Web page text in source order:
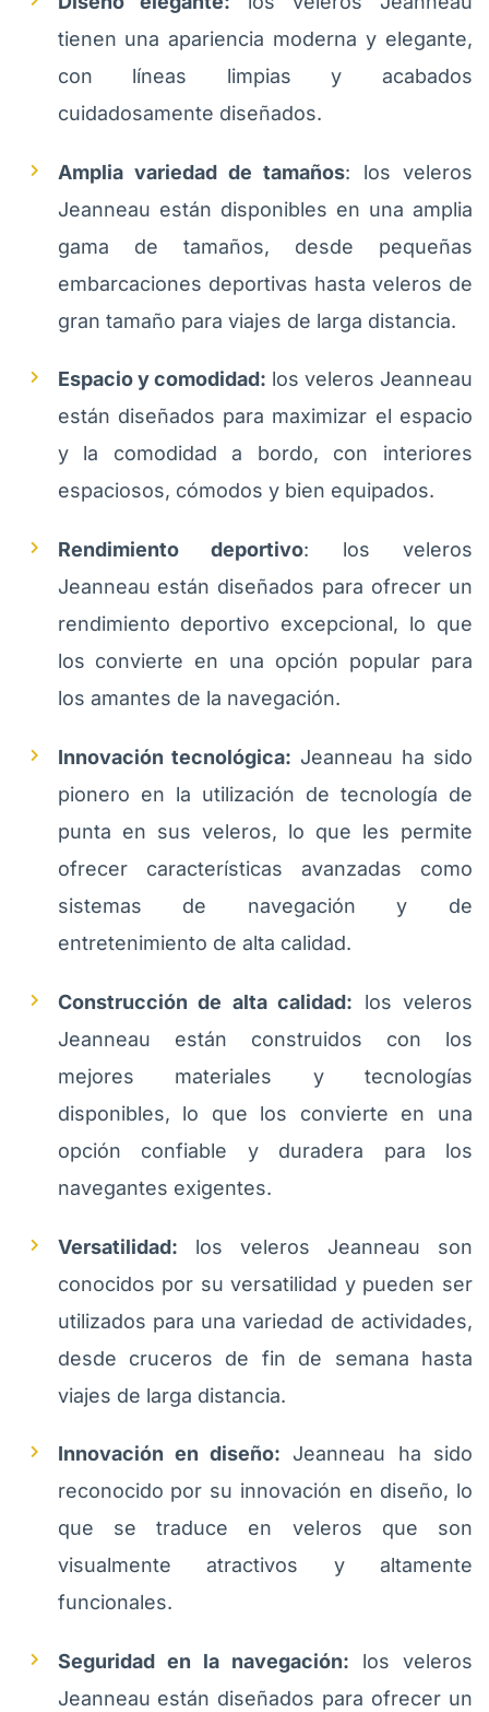
tienen una apariencia moderna y elegante,
con líneas limpias y acabados
cuidadosamente diseñados.
Amplia variedad de tamaños: los veleros
Jeanneau están disponibles en una amplia
gama de tamaños, desde pequeñas
embarcaciones deportivas hasta veleros de
gran tamaño para viajes de larga distancia.
Espacio y comodidad: los veleros Jeanneau
están diseñados para maximizar el espacio
y la comodidad a bordo, con interiores
espaciosos, cómodos y bien equipados.
Rendimiento deportivo: los veleros
Jeanneau están diseñados para ofrecer un
rendimiento deportivo excepcional, lo que
los convierte en una opción popular para
los amantes de la navegación.
Innovación tecnológica: Jeanneau ha sido
pionero en la utilización de tecnología de
punta en sus veleros, lo que les permite
ofrecer características avanzadas como
sistemas de navegación y de
entretenimiento de alta calidad.
Construcción de alta calidad: los veleros
Jeanneau están construidos con los
mejores materiales y tecnologías
disponibles, lo que los convierte en una
opción confiable y duradera para los
navegantes exigentes.
Versatilidad: los veleros Jeanneau son
conocidos por su versatilidad y pueden ser
utilizados para una variedad de actividades,
desde cruceros de fin de semana hasta
viajes de larga distancia.
Innovación en diseño: Jeanneau ha sido
reconocido por su innovación en diseño, lo
que se traduce en veleros que son
visualmente atractivos y altamente
funcionales.
Seguridad en la navegación: los veleros
Jeanneau están diseñados para ofrecer un